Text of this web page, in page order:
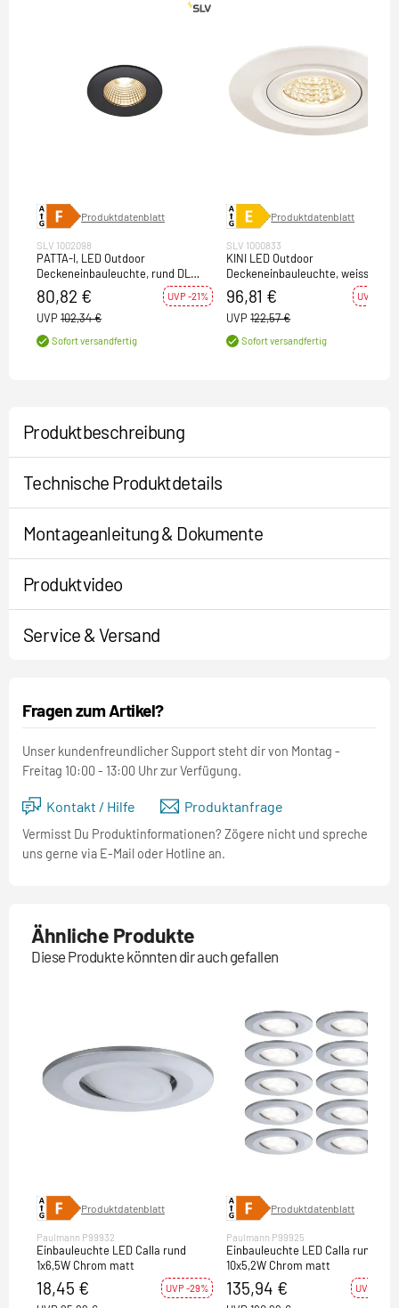
Produktdatenblatt
SLV 1002098
PATTA-I, LED Outdoor
Deckeneinbauleuchte, rund DL
IP65 schwarz 1800-3000K
80,82 € UVP -21%
UVP 102,34 €
Sofort versandfertig
Produktdatenblatt
SLV 1000833
KINI LED Outdoor
Deckeneinbauleuchte, weiss,
3000K, 60°, IP65
96,81 € UVP -21%
UVP 122,57 €
Sofort versandfertig
Produktbeschreibung
Technische Produktdetails
Montageanleitung & Dokumente
Produktvideo
Service & Versand
Fragen zum Artikel?
Unser kundenfreundlicher Support steht dir von Montag -
Freitag 10:00 - 13:00 Uhr zur Verfügung.
Kontakt / Hilfe Produktanfrage
Vermisst Du Produktinformationen? Zögere nicht und spreche
uns gerne via E-Mail oder Hotline an.
Ähnliche Produkte
Diese Produkte könnten dir auch gefallen
Produktdatenblatt
Paulmann P99932
Einbauleuchte LED Calla rund
1x6,5W Chrom matt
18,45 € UVP -29%
Produktdatenblatt
Paulmann P99925
Einbauleuchte LED Calla rund
10x5,2W Chrom matt
135,94 € UVP -25%